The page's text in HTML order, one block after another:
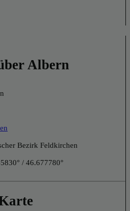
Albern
Bezirk Feldkirchen
/ 46.677780°